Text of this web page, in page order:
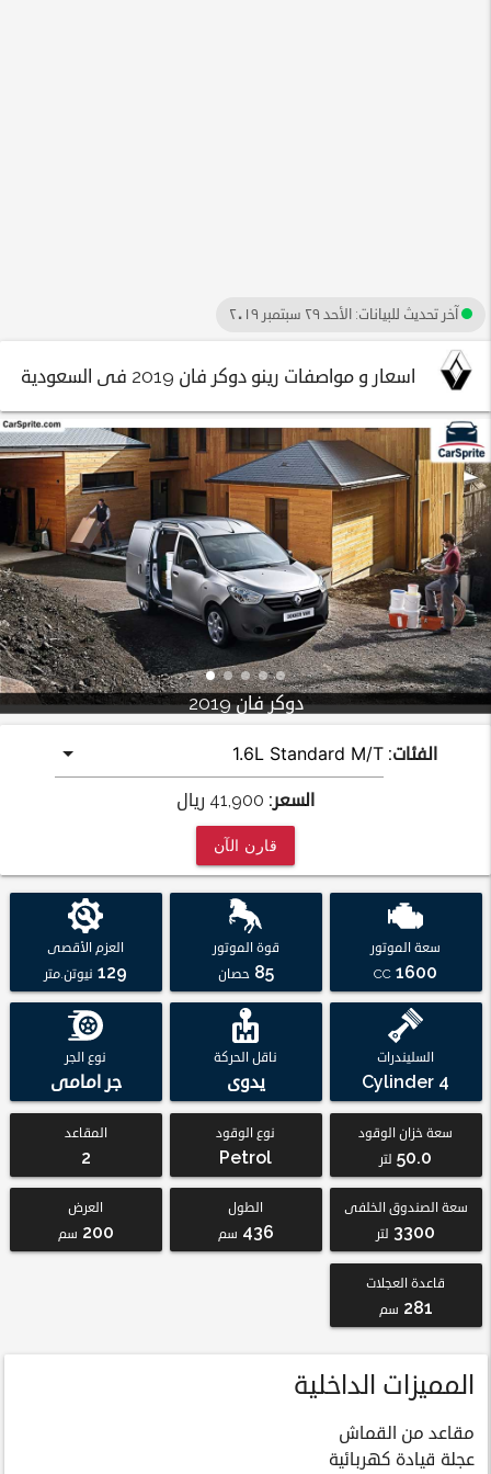
آخر تحديث للبيانات: الأحد ٢٩ سبتمبر ٢٠١٩
اسعار و مواصفات رينو دوكر فان 2019 فى السعودية
دوكر فان 2019
الفئات:
السعر: 41,900 ريال
قارن الآن
سعة الموتور
1600
CC
قوة الموتور
85 حصان
العزم الأقصى
129 نيوتن.متر
السليندرات
4 Cylinder
ناقل الحركة
يدوى
نوع الجر
جر امامى
سعة خزان الوقود
50.0 لتر
نوع الوقود
Petrol
المقاعد
2
سعة الصندوق الخلفى
3300 لتر
الطول
436 سم
العرض
200 سم
قاعدة العجلات
281 سم
المميزات الداخلية
مقاعد من القماش
عجلة قيادة كهربائية